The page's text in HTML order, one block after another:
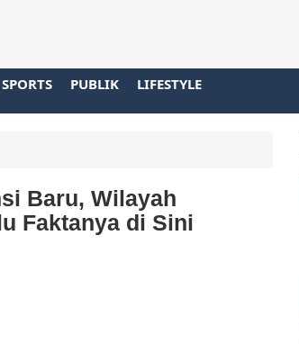
SPORTS PUBLIK LIFESTYLE
Baru, Wilayah
Faktanya di Sini